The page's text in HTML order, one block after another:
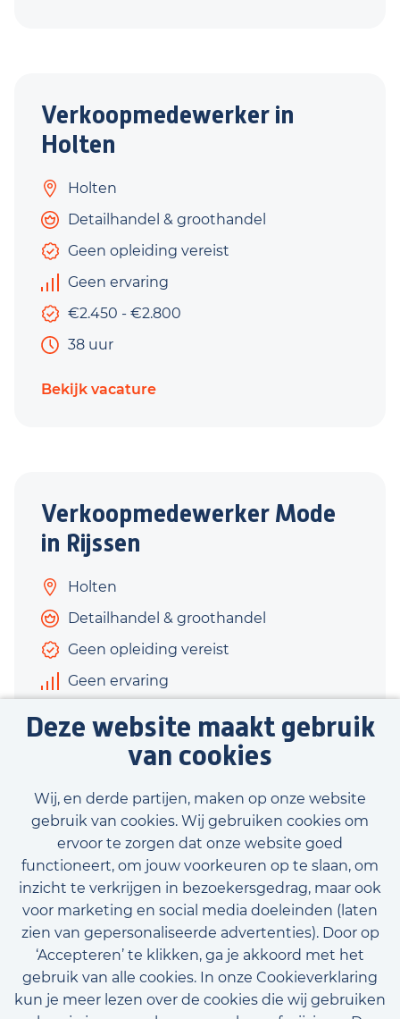
Deze website maakt gebruik
van cookies
Wij, en derde partijen, maken op onze website
gebruik van cookies. Wij gebruiken cookies om
ervoor te zorgen dat onze website goed
functioneert, om jouw voorkeuren op te slaan, om
inzicht te verkrijgen in bezoekersgedrag, maar ook
voor marketing en social media doeleinden (laten
zien van gepersonaliseerde advertenties). Door op
‘Accepteren’ te klikken, ga je akkoord met het
gebruik van alle cookies. In onze Cookieverklaring
kun je meer lezen over de cookies die wij gebruiken
Verkoopmedewerker in
Holten
Holten
Detailhandel & groothandel
Geen opleiding vereist
Geen ervaring
€2.450 - €2.800
38 uur
Bekijk vacature
Verkoopmedewerker Mode
in Rijssen
Holten
Detailhandel & groothandel
Geen opleiding vereist
Geen ervaring
€2.450 - €2.800
Bekijk vacature
Bekijk onze beschikbare vacatures